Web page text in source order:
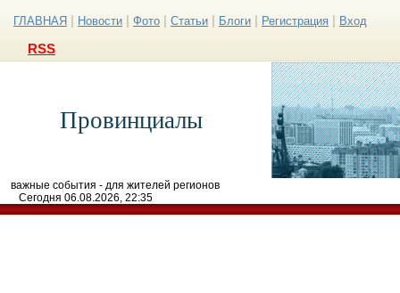
ГЛАВНАЯ Новости Фото Статьи Блоги Регистрация Вход
RSS
Провинциалы
важные события - для жителей регионов
Сегодня 06.08.2026, 22:35